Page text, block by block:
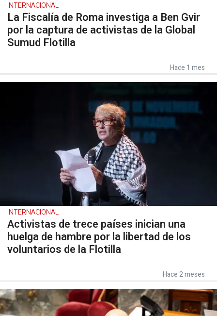
INTERNACIONAL
La Fiscalía de Roma investiga a Ben Gvir
por la captura de activistas de la Global
Sumud Flotilla
Hace 1 mes
INTERNACIONAL
Activistas de trece países inician una
huelga de hambre por la libertad de los
voluntarios de la Flotilla
Hace 2 meses